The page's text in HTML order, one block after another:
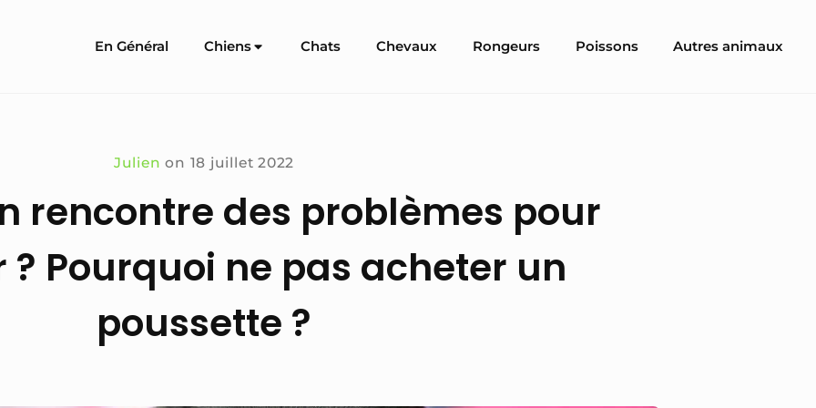
Site
En Général Chiens Chats Chevaux Rongeurs Poissons Autres animaux
Julien on 18 juillet 2022
rencontre des problèmes pour
Pourquoi ne pas acheter un
poussette ?